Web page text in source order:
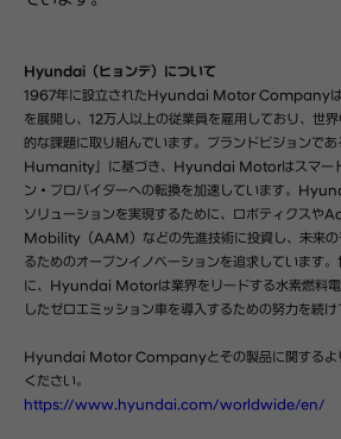
Hyundai（ヒョンデ）について
1967年に設立されたHyundai Motor Companyは
を展開し、12万人以上の従業員を雇用しており、世
的な課題に取り組んでいます。ブランドビジョンで
Humanity」に基づき、Hyundai Motorはスマート
ン・プロバイダーへの転換を加速しています。
ソリューションを実現するために、ロボティクス
Mobility（AAM）などの先進技術に投資し、未来の
るためのオープンイノベーションを追求しています
に、Hyundai Motorは業界をリードする水素燃料電
したゼロエミッション車を導入するための努力を続け
Hyundai Motor Companyとその製品に関するよ
ください。
https://www.hyundai.com/worldwide/en/